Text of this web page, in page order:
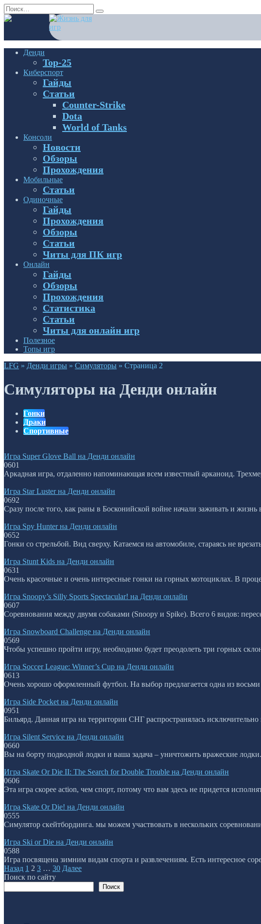
Перейти
к
Search
for:
Денди
Top-25
Киберспорт
Гайды
Статьи
Counter-Strike
Dota
World of Tanks
Консоли
Новости
Обзоры
Прохождения
Мобильные
Статьи
Одиночные
Гайды
Прохождения
Обзоры
Статьи
Читы для ПК игр
Онлайн
Гайды
Обзоры
Прохождения
Статистика
Статьи
Читы для онлайн игр
Полезное
Топы игр
LFG » Денди игры » Симуляторы » Страница 2
Симуляторы на Денди онлайн
Гонки
Драки
Спортивные
Игра Super Glove Ball на Денди онлайн
0601
Аркадная игра, отдаленно напоминающая всем известный арканоид.
Игра Star Luster на Денди онлайн
0692
Сразу после того, как раны в Босконийской войне начали заживать и
Игра Spy Hunter на Денди онлайн
0652
Гонки со стрельбой. Вид сверху. Катаемся на автомобиле, стараясь не
Игра Stunt Kids на Денди онлайн
0631
Очень красочные и очень интересные гонки на горных мотоциклах. В
Игра Snoopy’s Silly Sports Spectacular! на Денди онлайн
0607
Соревнования между двумя собаками (Snoopy и Spike). Всего 6 видов:
Игра Snowboard Challenge на Денди онлайн
0569
Чтобы успешно пройти игру, необходимо будет преодолеть три горных
Игра Soccer League: Winner’s Cup на Денди онлайн
0613
Очень хорошо оформленный футбол. На выбор предлагается одна из
Игра Side Pocket на Денди онлайн
0951
Бильярд. Данная игра на территории СНГ распространялась
Игра Silent Service на Денди онлайн
0660
Вы на борту подводной лодки и ваша задача – уничтожить вражеские
Игра Skate Or Die II: The Search for Double Trouble на Денди онлайн
0606
Эта игра скорее action, чем спорт, потому что вам здесь не придется
Игра Skate Or Die! на Денди онлайн
0555
Симулятор скейтбординга. мы можем участвовать в нескольких
Игра Ski or Die на Денди онлайн
0588
Игра посвящена зимним видам спорта и развлечениям. Есть интересное
Пагинация
записей
Назад 1 2 3 … 30 Далее
Поиск по сайту
Поиск